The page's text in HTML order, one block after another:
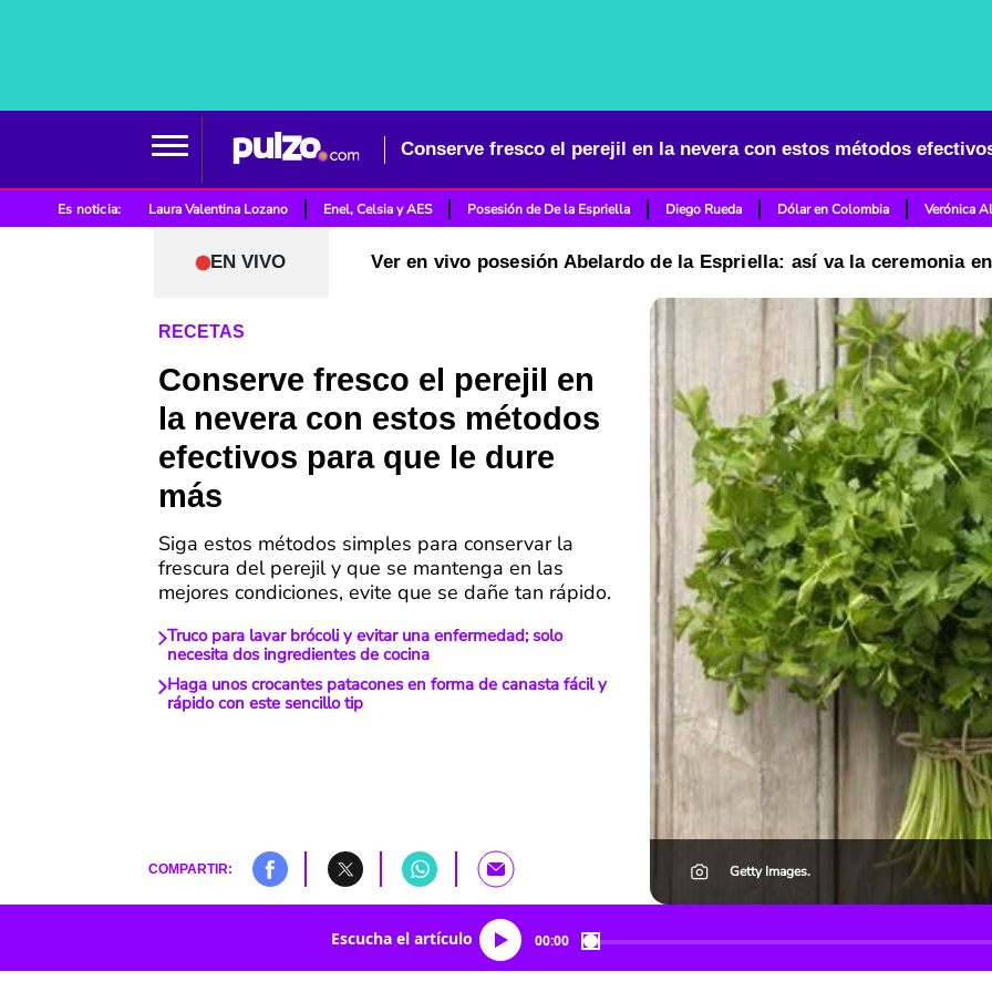
Es noticia: Laura Valentina Lozano Enel, Celsia y AES Posesión de De la Espriella Diego Rueda Dólar en Colombia Verónica
EN VIVO Ver en vivo posesión Abelardo de la Espriella: así va la ceremonia
RECETAS
Conserve fresco el perejil en
la nevera con estos métodos
efectivos para que le dure
más
Siga estos métodos simples para conservar la
frescura del perejil y que se mantenga en las
mejores condiciones, evite que se dañe tan rápido.
Truco para lavar brócoli y evitar una enfermedad; solo
necesita dos ingredientes de cocina
Haga unos crocantes patacones en forma de canasta fácil y
rápido con este sencillo tip
COMPARTIR: Getty Images.
Escucha el artículo 00:00